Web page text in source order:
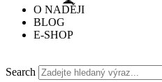
O NADĚJI
BLOG
E-SHOP
Search